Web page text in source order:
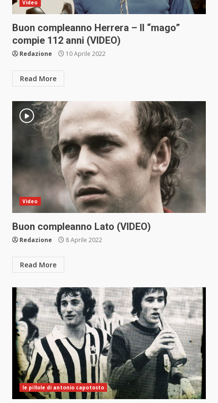
Video
Buon compleanno Herrera – Il “mago”
compie 112 anni (VIDEO)
Redazione 10 Aprile 2022
Read More
Video
Buon compleanno Lato (VIDEO)
Redazione 8 Aprile 2022
Read More
le pillole di antonio capotosto